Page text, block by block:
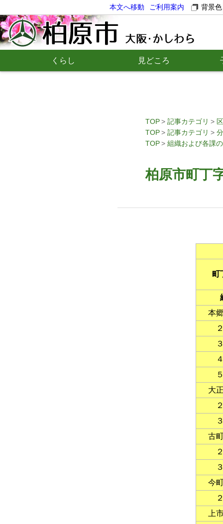
本文へ移動 ご利用案内 背景色
くらし 見どころ
TOP 記事カテゴリ
TOP
記事カテゴリ
TOP
組織および各課
柏原市町丁
町
本
大
古
今
上